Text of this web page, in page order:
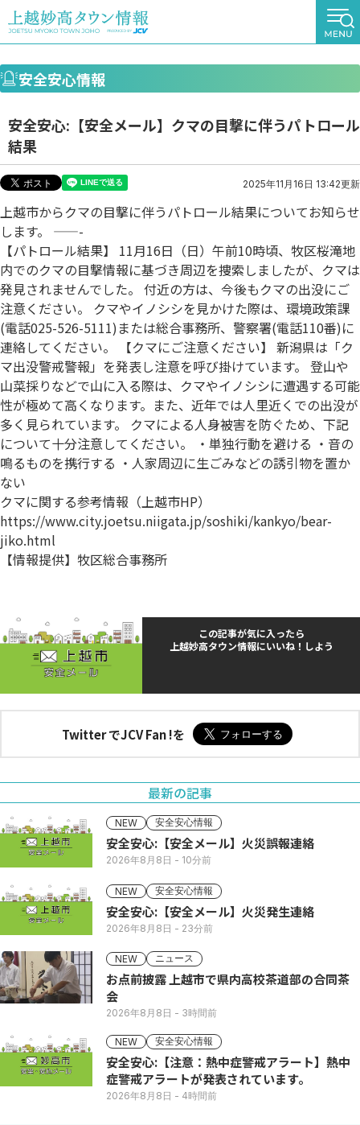
安全安心情報
安全安心:【安全メール】クマの目撃に伴うパトロール
結果
2025年11月16日 13:42更新
上越市からクマの目撃に伴うパトロール結果についてお知らせ
します。 ——-
【パトロール結果】 11月16日（日）午前10時頃、牧区桜滝地
内でのクマの目撃情報に基づき周辺を捜索しましたが、クマは
発見されませんでした。 付近の方は、今後もクマの出没にご
注意ください。 クマやイノシシを見かけた際は、環境政策課
(電話025-526-5111)または総合事務所、警察署(電話110番)に
連絡してください。 【クマにご注意ください】 新潟県は「ク
マ出没警戒警報」を発表し注意を呼び掛けています。 登山や
山菜採りなどで山に入る際は、クマやイノシシに遭遇する可能
性が極めて高くなります。また、近年では人里近くでの出没が
多く見られています。 クマによる人身被害を防ぐため、下記
について十分注意してください。 ・単独行動を避ける ・音の
鳴るものを携行する ・人家周辺に生ごみなどの誘引物を置か
ない
クマに関する参考情報（上越市HP）
https://www.city.joetsu.niigata.jp/soshiki/kankyo/bear-
jiko.html
【情報提供】牧区総合事務所
この記事が気に入ったら
上越妙高タウン情報にいいね！しよう
Twitter でJCV Fan !を
最新の記事
NEW 安全安心情報
安全安心:【安全メール】火災誤報連絡
2026年8月8日 - 10分前
NEW 安全安心情報
安全安心:【安全メール】火災発生連絡
2026年8月8日 - 23分前
NEW ニュース
お点前披露 上越市で県内高校茶道部の合同茶
会
2026年8月8日 - 3時間前
NEW 安全安心情報
安全安心:【注意：熱中症警戒アラート】熱中
症警戒アラートが発表されています。
2026年8月8日 - 4時間前